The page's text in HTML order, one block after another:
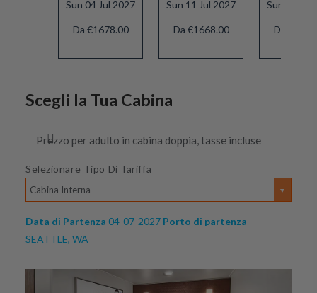
Sun 04 Jul 2027
Da €1678.00
Sun 11 Jul 2027
Da €1668.00
Sun 18 Jul
Da
Scegli la Tua Cabina
Prezzo per adulto in cabina doppia, tasse incluse
Selezionare Tipo Di Tariffa
Cabina Interna
Data di Partenza 04-07-2027 Porto di partenza
SEATTLE, WA